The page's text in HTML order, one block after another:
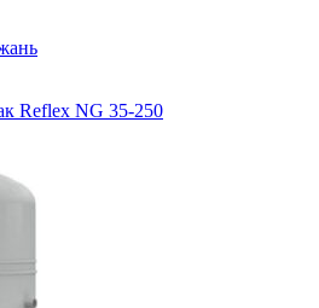
Reflex NG 35-250